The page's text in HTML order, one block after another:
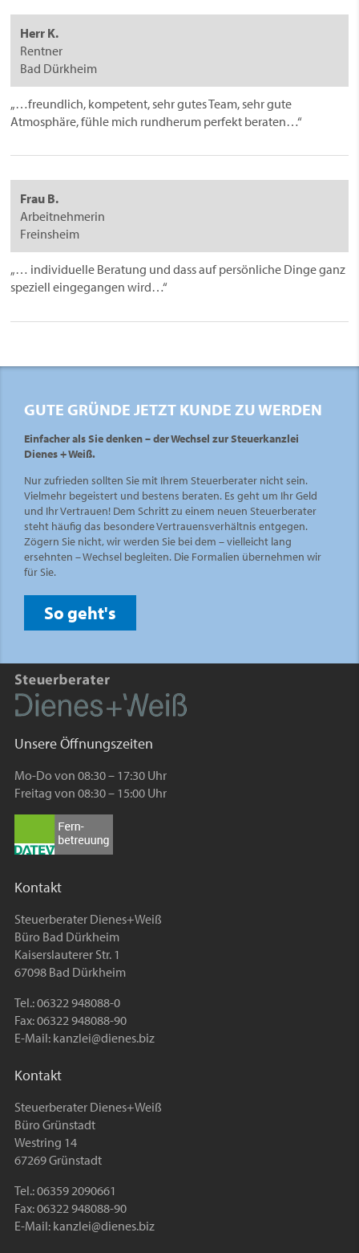
Herr K.
Rentner
Bad Dürkheim
„…freundlich, kompetent, sehr gutes Team, sehr gute
Atmosphäre, fühle mich rundherum perfekt beraten…“
Frau B.
Arbeitnehmerin
Freinsheim
„… individuelle Beratung und dass auf persönliche Dinge ganz
speziell eingegangen wird…“
GUTE GRÜNDE JETZT KUNDE ZU WERDEN
Einfacher als Sie denken – der Wechsel zur Steuerkanzlei
Dienes + Weiß.
Nur zufrieden sollten Sie mit Ihrem Steuerberater nicht sein.
Vielmehr begeistert und bestens beraten. Es geht um Ihr Geld
und Ihr Vertrauen! Dem Schritt zu einem neuen Steuerberater
steht häufig das besondere Vertrauensverhältnis entgegen.
Zögern Sie nicht, wir werden Sie bei dem – vielleicht lang
ersehnten – Wechsel begleiten. Die Formalien übernehmen wir
für Sie.
So geht's
Unsere Öffnungszeiten
Mo-Do von 08:30 – 17:30 Uhr
Freitag von 08:30 – 15:00 Uhr
Kontakt
Steuerberater Dienes+Weiß
Büro Bad Dürkheim
Kaiserslauterer Str. 1
67098 Bad Dürkheim
Tel.: 06322 948088-0
Fax: 06322 948088-90
E-Mail: kanzlei@dienes.biz
Kontakt
Steuerberater Dienes+Weiß
Büro Grünstadt
Westring 14
67269 Grünstadt
Tel.: 06359 2090661
Fax: 06322 948088-90
E-Mail: kanzlei@dienes.biz